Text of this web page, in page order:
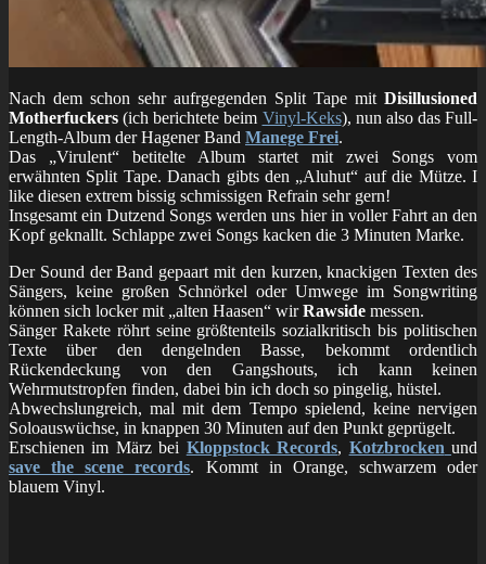
Nach dem schon sehr aufrgegenden Split Tape mit Disillusioned
Motherfuckers (ich berichtete beim Vinyl-Keks), nun also das Full-
Length-Album der Hagener Band Manege Frei.
Das „Virulent“ betitelte Album startet mit zwei Songs vom
erwähnten Split Tape. Danach gibts den „Aluhut“ auf die Mütze. I
like diesen extrem bissig schmissigen Refrain sehr gern!
Insgesamt ein Dutzend Songs werden uns hier in voller Fahrt an den
Kopf geknallt. Schlappe zwei Songs kacken die 3 Minuten Marke.
Der Sound der Band gepaart mit den kurzen, knackigen Texten des
Sängers, keine großen Schnörkel oder Umwege im Songwriting
können sich locker mit „alten Haasen“ wirRawside messen.
Sänger Rakete röhrt seine größtenteils sozialkritisch bis politischen
Texte über den dengelnden Basse, bekommt ordentlich
Rückendeckung von den Gangshouts, ich kann keinen
Wehrmutstropfen finden, dabei bin ich doch so pingelig, hüstel.
Abwechslungreich, mal mit dem Tempo spielend, keine nervigen
Soloauswüchse, in knappen 30 Minuten auf den Punkt geprügelt.
Erschienen im März bei Kloppstock Records, Kotzbrocken und
save the scene records. Kommt in Orange, schwarzem oder
blauem Vinyl.